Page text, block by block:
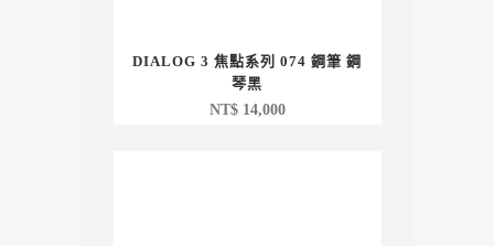
DIALOG 3 焦點系列 074 鋼筆 鋼
琴黑
NT$14,000